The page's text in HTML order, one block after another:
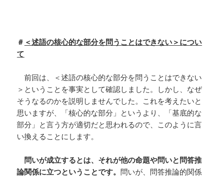
＃ ＜述語の核心的な部分を問うことはできない＞につい
て
前回は、＜述語の核心的な部分を問うことはできない
＞ということを事実として確認しました。しかし、なぜ
そうなるのかを説明しませんでした。これを考えたいと
思いますが、「核心的な部分」というより、「基底的な
部分」と言う方が適切だと思われるので、このように言
い換えることにします。
問いが成立するとは、それが他の命題や問いと問答推
論関係に立つということです。 問いが、問答推論的関係